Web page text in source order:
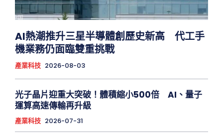
AI熱潮推升三星半導體創歷史新高 代工手
機業務仍面臨雙重挑戰
產業科技 2026-08-03
光子晶片迎重大突破！體積縮小500倍 AI、量子
運算高速傳輸再升級
產業科技 2026-07-31